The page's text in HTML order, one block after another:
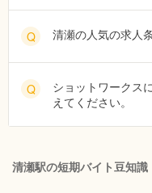
Q 清瀬の人気の求人
Q
ショットワークス
えてください。
清瀬駅の短期バイト豆知識